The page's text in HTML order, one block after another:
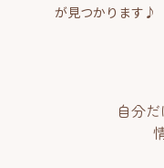
が見つかります♪
自分